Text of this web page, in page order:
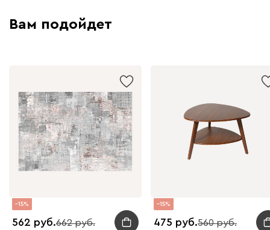
Вам подойдет
15
562 662
15
475 560